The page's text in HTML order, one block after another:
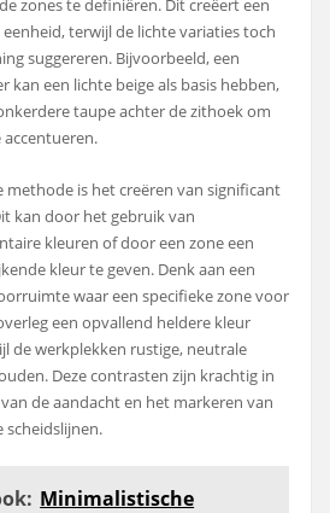
zones te definiëren. Dit creëert een
eenheid, terwijl de lichte variaties toch
suggereren. Bijvoorbeeld, een
kan een lichte beige als basis hebben,
taupe achter de zithoek om
accentueren.
methode is het creëren van significant
kan door het gebruik van
kleuren of door een zone een
kleur te geven. Denk aan een
waar een specifieke zone voor
een opvallend heldere kleur
de werkplekken rustige, neutrale
Deze contrasten zijn krachtig in
de aandacht en het markeren van
scheidslijnen.
Minimalistische